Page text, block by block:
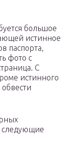
большое
истинное
паспорта,
фото с
С
истинного
обвести
следующие